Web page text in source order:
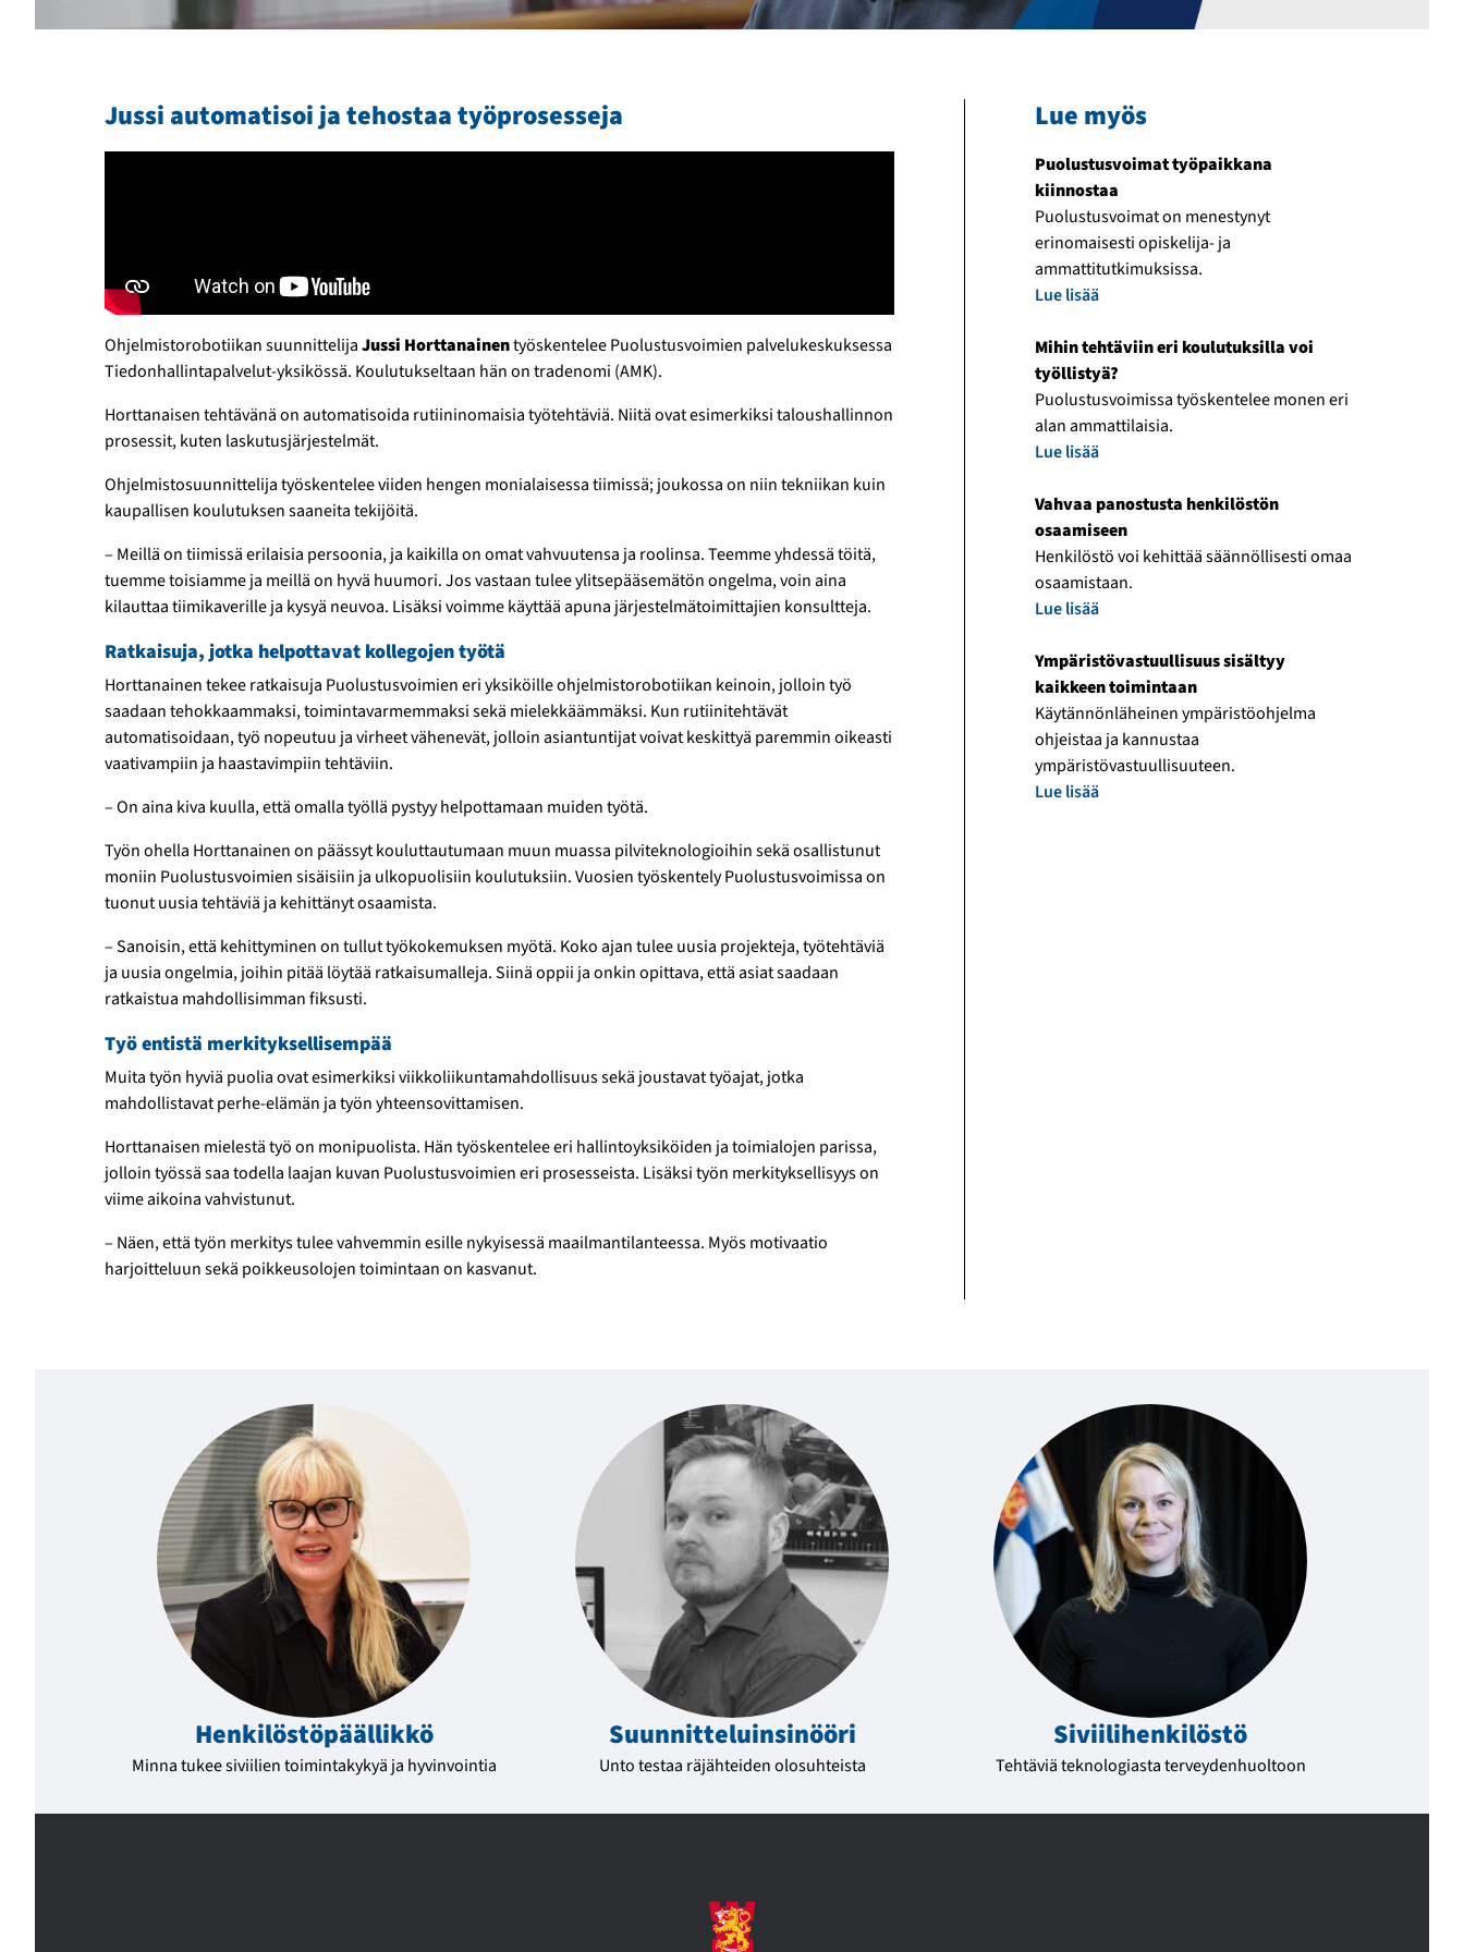
Jussi automatisoi ja tehostaa työprosesseja
Ohjelmistorobotiikan suunnittelijaJussi Horttanainentyöskentelee Puolustus­voimien palvelu­keskuksessa
Tiedon­hallinta­palvelut-yksikössä. Koulutukseltaan hän on tradenomi (AMK).
Horttanaisen tehtävänä on automatisoida rutiinin­omaisia työ­tehtäviä. Niitä ovat esi­merkiksi talous­hallinnon
prosessit, kuten laskutus­järjestelmät.
Ohjelmistosuunnittelija työskentelee viiden hengen moni­alaisessa tiimissä; joukossa on niin tekniikan kuin
kaupallisen koulutuksen saaneita tekijöitä.
– Meillä on tiimissä erilaisia persoonia, ja kaikilla on omat vahvuutensa ja roolinsa. Teemme yhdessä töitä,
tuemme toisiamme ja meillä on hyvä huumori. Jos vastaan tulee ylitse­pääsemätön ongelma, voin aina
kilauttaa tiimi­kaverille ja kysyä neuvoa. Lisäksi voimme käyttää apuna järjestelmä­toimittajien konsultteja.
Ratkaisuja, jotka helpottavat kollegojen työtä
Horttanainen tekee ratkaisuja Puolustus­voimien eri yksiköille ohjelmisto­robotiikan keinoin, jolloin työ
saadaan tehokkaammaksi, toiminta­varmemmaksi sekä mielekkäämmäksi. Kun rutiini­tehtävät
automatisoidaan, työ nopeutuu ja virheet vähenevät, jolloin asian­tuntijat voivat keskittyä paremmin oikeasti
vaativampiin ja haastavimpiin tehtäviin.
– On aina kiva kuulla, että omalla työllä pystyy helpottamaan muiden työtä.
Työn ohella Horttanainen on päässyt kouluttautumaan muun muassa pilvi­tekno­logioihin sekä osallistunut
moniin Puolustus­voimien sisäisiin ja ulko­puolisiin koulutuksiin. Vuosien työskentely Puolustus­voimissa on
tuonut uusia tehtäviä ja kehittänyt osaamista.
– Sanoisin, että kehittyminen on tullut työ­kokemuksen myötä. Koko ajan tulee uusia projekteja, työ­tehtäviä
ja uusia ongelmia, joihin pitää löytää ratkaisu­malleja. Siinä oppii ja onkin opittava, että asiat saadaan
ratkaistua mahdollisimman fiksusti.
Työ entistä merkityksellisempää
Muita työn hyviä puolia ovat esimerkiksi viikko­liikunta­mahdollisuus sekä joustavat työ­ajat, jotka
mahdollistavat perhe-elämän ja työn yhteen­sovittamisen.
Horttanaisen mielestä työ on moni­puolista. Hän työsken­telee eri hallinto­yksiköiden ja toimi­alojen parissa,
jolloin työssä saa todella laajan kuvan Puolustus­voimien eri prosesseista. Lisäksi työn merkityk­sellisyys on
viime aikoina vahvistunut.
– Näen, että työn merkitys tulee vahvemmin esille nykyisessä maailman­tilanteessa. Myös motivaatio
harjoitteluun sekä poikkeus­olojen toimintaan on kasvanut.
Lue myös
Puolustusvoimat työpaikkana
kiinnostaa
Puolustusvoimat on menestynyt
erinomaisesti opiskelija- ja
ammattitutkimuksissa.
Lue lisää
Mihin tehtäviin eri koulutuksilla voi
työllistyä?
Puolustusvoimissa työskentelee monen eri
alan ammattilaisia.
Lue lisää
Vahvaa panostusta henkilöstön
osaamiseen
Henkilöstö voi kehittää säännöllisesti omaa
osaamistaan.
Lue lisää
Ympäristövastuullisuus sisältyy
kaikkeen toimintaan
Käytännönläheinen ympäristöohjelma
ohjeistaa ja kannustaa
ympäristövastuullisuuteen.
Lue lisää
Henkilöstö­päällikkö
Minna tukee siviilien toimintakykyä ja hyvinvointia
Suunnittelu­insinööri
Unto testaa räjähteiden olosuhteista
Siviili­henkilöstö
Tehtäviä teknologiasta terveydenhuoltoon